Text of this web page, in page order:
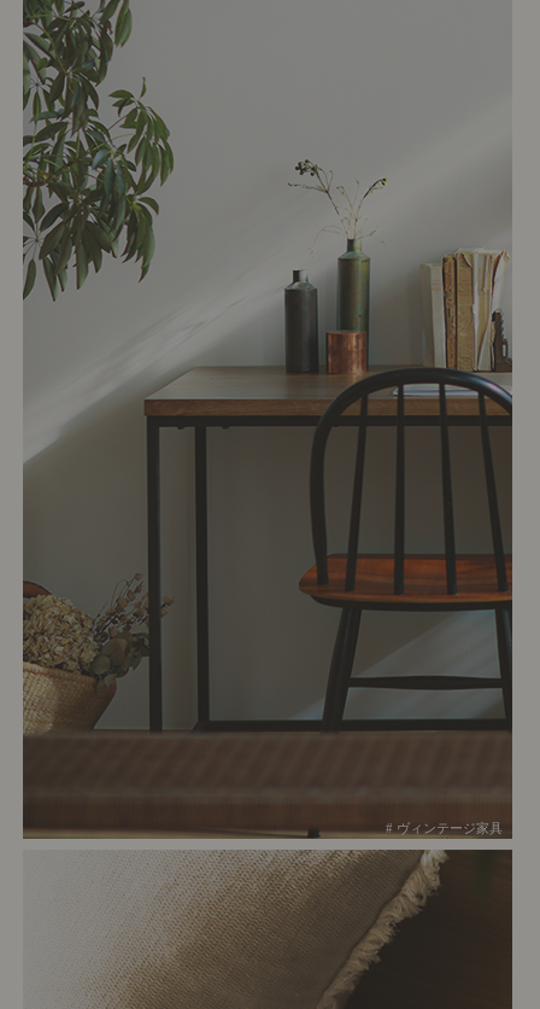
# ヴィンテージ家具